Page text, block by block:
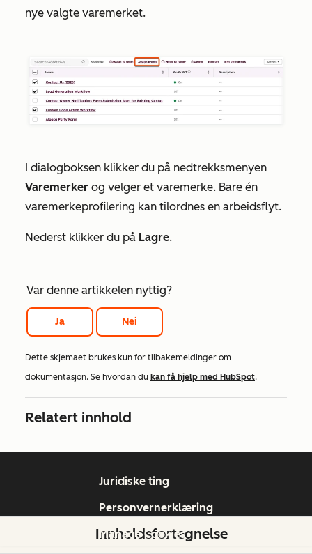
nye valgte varemerket.
I dialogboksen klikker du på nedtrekksmenyen
Varemerker og velger et varemerke. Bare én
varemerkeprofilering kan tilordnes en arbeidsflyt.
Nederst klikker du på Lagre.
Var denne artikkelen nyttig?
Ja Nei
Dette skjemaet brukes kun for tilbakemeldinger om
dokumentasjon. Se hvordan du kan få hjelp med HubSpot.
Relatert innhold
Innholdsfortegnelse
Juridiske ting
Personvernerklæring
Manage Cookies